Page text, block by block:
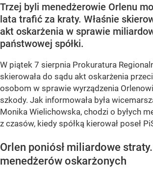
Trzej byli menedżerowie Orlenu
lata trafić za kraty. Właśnie
akt oskarżenia w sprawie
państwowej spółki.
W piątek 7 sierpnia Prokuratura
skierowała do sądu akt oskarżenia
osobom w sprawie wyrządzenia
szkody. Jak informowała była
Monika Wielichowska, chodzi o byłych
z czasów, kiedy spółką kierował poseł
Orlen poniósł miliardowe
menedżerów oskarżonych